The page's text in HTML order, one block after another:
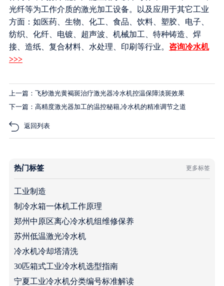
光纤等为工作介质的激光加工设备。以及应用于其它工业
方面：如医药、生物、化工、食品、饮料、塑胶、电子、
纺织、化纤、电镀、超声波、机械加工、特种铸造、焊
接、造纸、复合材料、水处理、印刷等行业。 咨询冷水机
>>>
上一篇：飞秒激光黄褐斑治疗激光器冷水机控温保障淡斑效果
下一篇：高精度激光器加工的温控秘籍,冷水机的精准调节之道
返回列表
热门标签 更多标签
工业制造
制冷水箱一体机工作原理
郑州中原区离心冷水机组维修保养
苏州低温激光冷水机
冷水机冷却塔清洗
30匹箱式工业冷水机选型指南
宁夏工业冷水机分类编号标准解读